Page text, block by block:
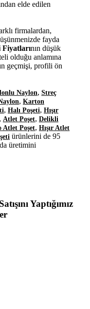
elde edilen
firmalardan,
fayda
Fiyatlarının düşük
olduğu anlamına
geçmişi, profili ön
Naylon, Streç
, Karton
, Halı Poşeti, Hışır
, Atlet Poşet, Delikli
Atlet Poşet, Hışır Atlet
ürünlerini de 95
üretimini
Yaptığımız